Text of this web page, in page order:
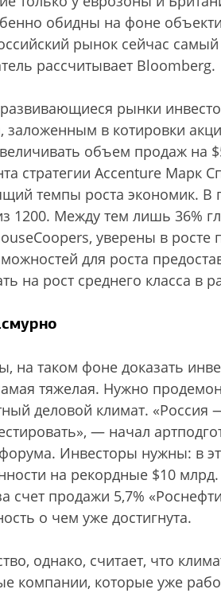
обидны на фоне
рынок сейчас
рассчитывает Bloomberg.
рынки
заложенным в котировки
объем продаж на
стратегии Accenture Марк
темпы роста экономик. В
1200. Между тем лишь 36%
уверены в
для роста
на рост среднего класса в
на таком фоне доказать
тяжелая. Нужно
деловой климат. «Россия
— начал
Инвесторы нужны: в
на рекордные $10
счет продажи 5,7%
о чем уже достигнута.
однако, считает, что
компании, которые уже